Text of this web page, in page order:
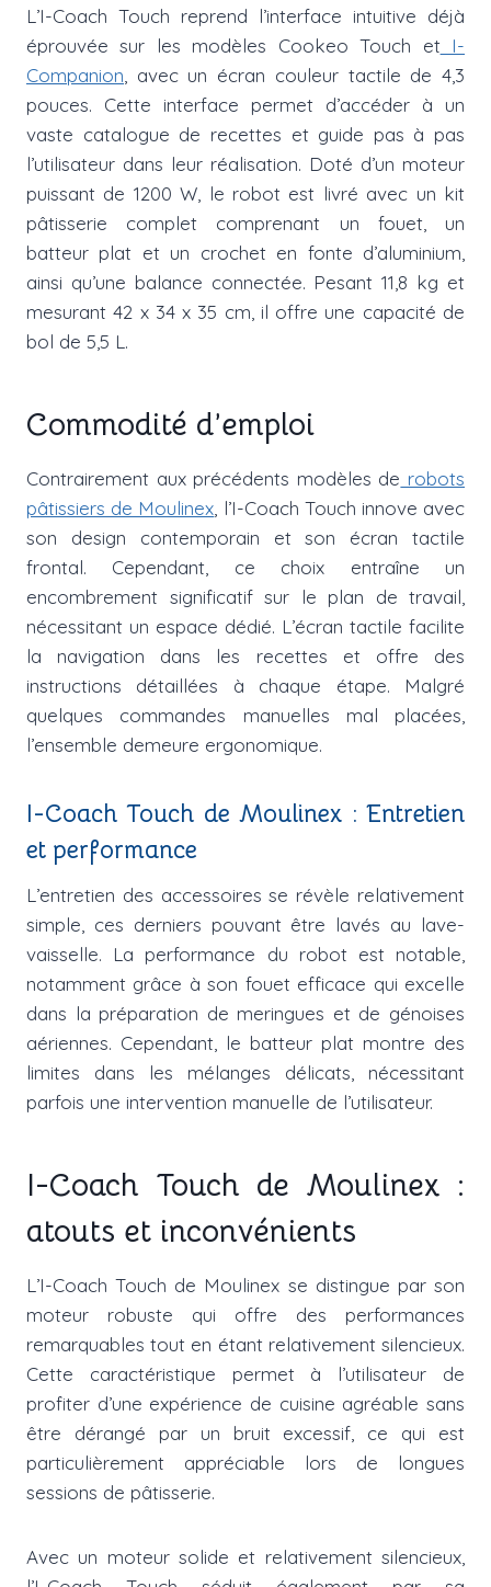
L’I-Coach Touch reprend l’interface intuitive déjà
éprouvée sur les modèles Cookeo Touch et I-
Companion , avec un écran couleur tactile de 4,3
pouces. Cette interface permet d’accéder à un
vaste catalogue de recettes et guide pas à pas
l’utilisateur dans leur réalisation. Doté d’un moteur
puissant de 1200 W, le robot est livré avec un kit
pâtisserie complet comprenant un fouet, un
batteur plat et un crochet en fonte d’aluminium,
ainsi qu’une balance connectée. Pesant 11,8 kg et
mesurant 42 x 34 x 35 cm, il offre une capacité de
bol de 5,5 L.
Commodité d’emploi
Contrairement aux précédents modèles de robots
pâtissiers de Moulinex , l’I-Coach Touch innove avec
son design contemporain et son écran tactile
frontal. Cependant, ce choix entraîne un
encombrement significatif sur le plan de travail,
nécessitant un espace dédié. L’écran tactile facilite
la navigation dans les recettes et offre des
instructions détaillées à chaque étape. Malgré
quelques commandes manuelles mal placées,
l’ensemble demeure ergonomique.
I-Coach Touch de Moulinex : Entretien
et performance
L’entretien des accessoires se révèle relativement
simple, ces derniers pouvant être lavés au lave-
vaisselle. La performance du robot est notable,
notamment grâce à son fouet efficace qui excelle
dans la préparation de meringues et de génoises
aériennes. Cependant, le batteur plat montre des
limites dans les mélanges délicats, nécessitant
parfois une intervention manuelle de l’utilisateur.
I-Coach Touch de Moulinex :
atouts et inconvénients
L’I-Coach Touch de Moulinex se distingue par son
moteur robuste qui offre des performances
remarquables tout en étant relativement silencieux.
Cette caractéristique permet à l’utilisateur de
profiter d’une expérience de cuisine agréable sans
être dérangé par un bruit excessif, ce qui est
particulièrement appréciable lors de longues
sessions de pâtisserie.
Avec un moteur solide et relativement silencieux,